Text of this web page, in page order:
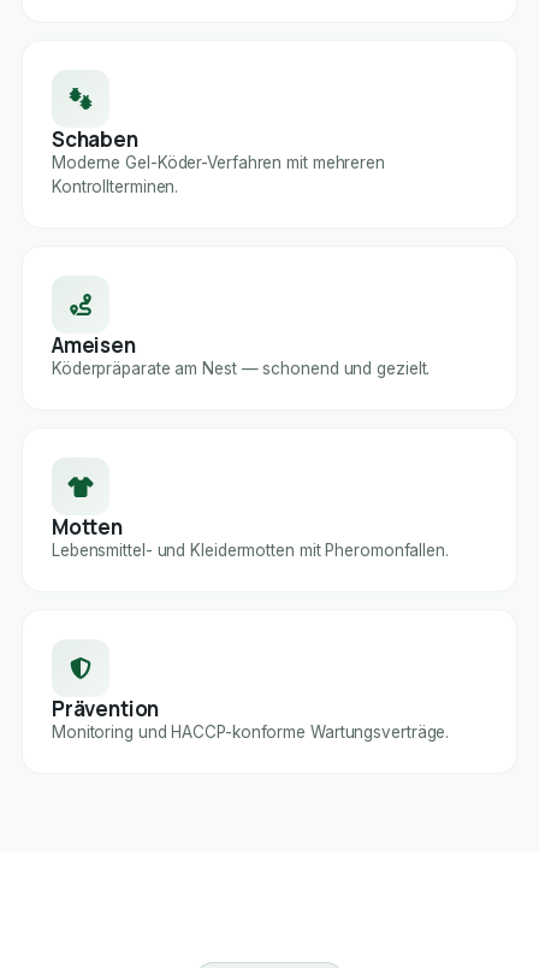
Schaben
Moderne Gel-Köder-Verfahren mit mehreren
Kontrollterminen.
Ameisen
Köderpräparate am Nest — schonend und gezielt.
Motten
Lebensmittel- und Kleidermotten mit Pheromonfallen.
Prävention
Monitoring und HACCP-konforme Wartungsverträge.